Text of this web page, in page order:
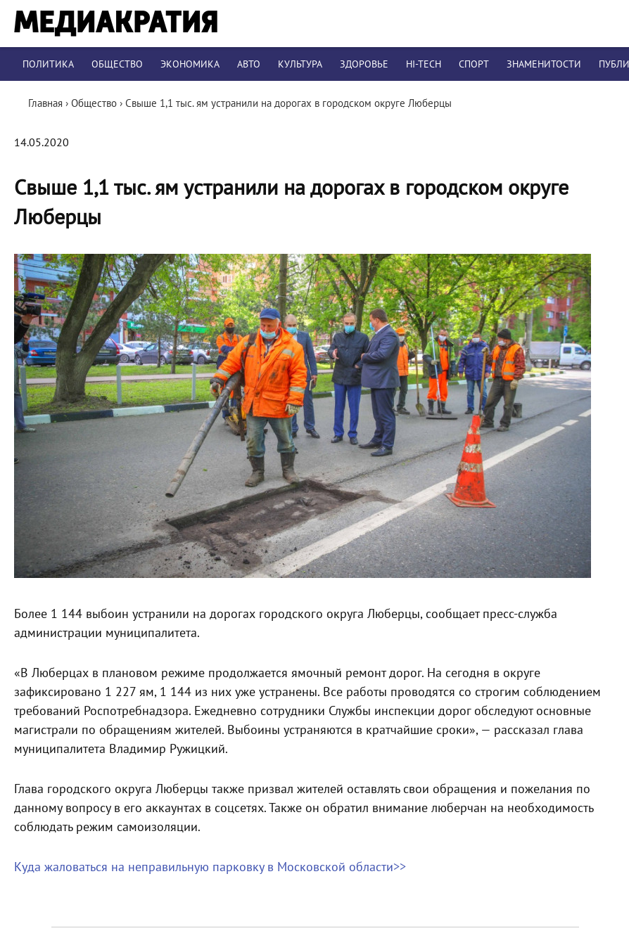
ПОЛИТИКА ОБЩЕСТВО ЭКОНОМИКА АВТО КУЛЬТУРА ЗДОРОВЬЕ HI-TECH СПОРТ ЗНАМЕНИТОСТИ
Главная › Общество › Свыше 1,1 тыс. ям устранили на дорогах в городском округе Люберцы
14.05.2020
Свыше 1,1 тыс. ям устранили на дорогах в городском округе
Люберцы
Более 1 144 выбоин устранили на дорогах городского округа Люберцы, сообщает пресс-служба
администрации муниципалитета.
«В Люберцах в плановом режиме продолжается ямочный ремонт дорог. На сегодня в округе
зафиксировано 1 227 ям, 1 144 из них уже устранены. Все работы проводятся со строгим соблюдением
требований Роспотребнадзора. Ежедневно сотрудники Службы инспекции дорог обследуют основные
магистрали по обращениям жителей. Выбоины устраняются в кратчайшие сроки», — рассказал глава
муниципалитета Владимир Ружицкий.
Глава городского округа Люберцы также призвал жителей оставлять свои обращения и пожелания по
данному вопросу в его аккаунтах в соцсетях. Также он обратил внимание люберчан на необходимость
соблюдать режим самоизоляции.
Куда жаловаться на неправильную парковку в Московской области>>